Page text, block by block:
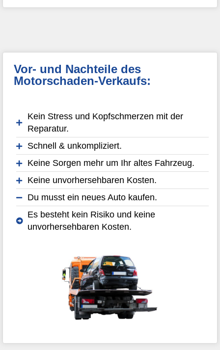
Vor- und Nachteile des
Motorschaden-Verkaufs:
Kein Stress und Kopfschmerzen mit der
Reparatur.
Schnell & unkompliziert.
Keine Sorgen mehr um Ihr altes Fahrzeug.
Keine unvorhersehbaren Kosten.
Du musst ein neues Auto kaufen.
Es besteht kein Risiko und keine
unvorhersehbaren Kosten.